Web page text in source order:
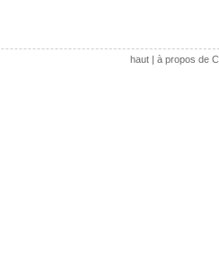
haut| à propos de